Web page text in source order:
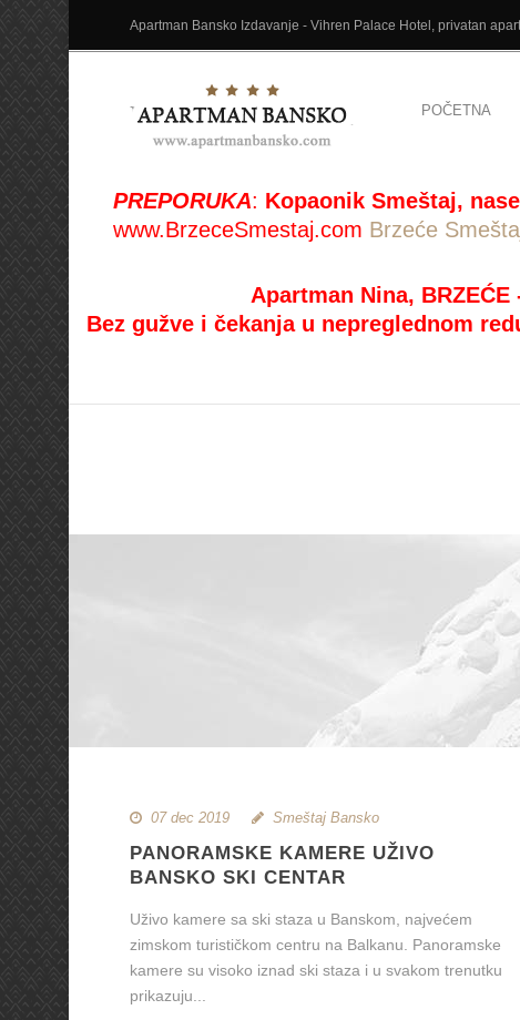
Apartman Bansko Izdavanje - Vihren Palace Hotel, privatan
POČETNA
PREPORUKA: Kopaonik Smeštaj,
www.BrzeceSmestaj.com Brzeće
Apartman Nina,
Bez gužve i čekanja u nepreglednom
07 dec 2019 Smeštaj Bansko
PANORAMSKE KAMERE UŽIVO
BANSKO SKI CENTAR
Uživo kamere sa ski staza u Banskom, najvećem
zimskom turističkom centru na Balkanu. Panoramske
kamere su visoko iznad ski staza i u svakom trenutku
prikazuju...